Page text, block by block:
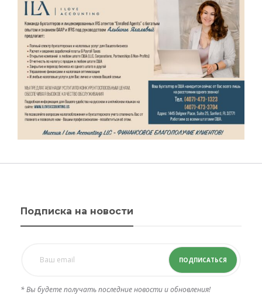
Подписка на новости
ПОДПИСАТЬСЯ
* Вы будете получать последние новости и обновления!